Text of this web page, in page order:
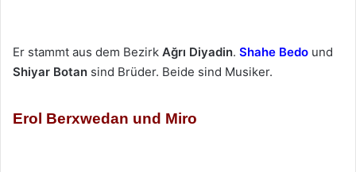
Er stammt aus dem Bezirk Ağrı Diyadin. Shahe Bedo und
Shiyar Botan sind Brüder. Beide sind Musiker.
Erol Berxwedan und Miro